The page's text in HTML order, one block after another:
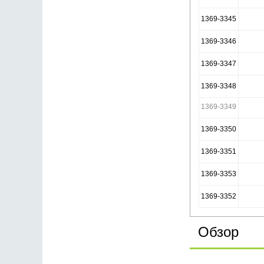
1369-3345
1369-3346
1369-3347
1369-3348
1369-3349
1369-3350
1369-3351
1369-3353
1369-3352
Обзор